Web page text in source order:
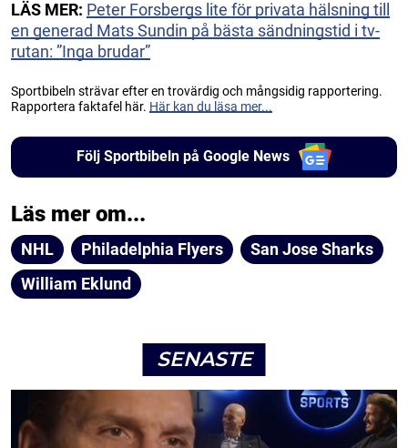
LÄS MER: Peter Forsbergs lite för privata hälsning till
en generad Mats Sundin på bästa sändningstid i tv-
rutan: ”Inga brudar”
Sportbibeln strävar efter en trovärdig och mångsidig rapportering.
Rapportera faktafel här. Här kan du läsa mer...
Följ Sportbibeln på Google News
Läs mer om...
NHL Philadelphia Flyers
San Jose Sharks
William Eklund
SENASTE